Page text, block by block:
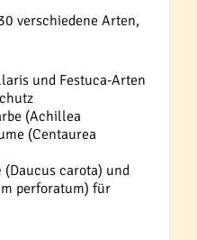
verschiedene Arten,
und Festuca-Arten
(Achillea
(Centaurea
(Daucus carota) und
perforatum) für